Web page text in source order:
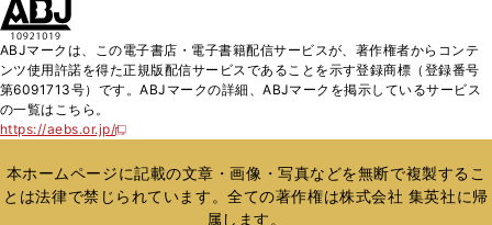
く
ド
ウ
で
ィ
ン
ド
開
く
ABJマークは、この電子書店・電子書籍配信サービスが、著作権者からコンテ
ンツ使用許諾を得た正規版配信サービスであることを示す登録商標（登録番号
第6091713号）です。ABJマークの詳細、ABJマークを掲示しているサービス
の一覧はこちら。
https://aebs.or.jp/
新
い
ウ
ィ
本ホームページに記載の文章・画像・写真などを無断で複製するこ
とは法律で禁じられています。全ての著作権は株式会社 集英社に帰
属します。